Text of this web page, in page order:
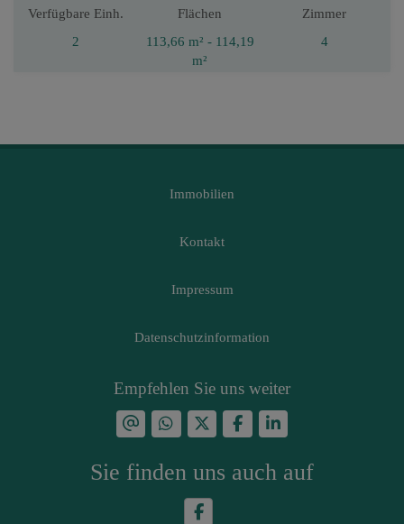
Verfügbare Einh.
2
Flächen
113,66 m² - 114,19
m²
Zimmer
4
Immobilien
Kontakt
Impressum
Datenschutzinformation
Empfehlen Sie uns weiter
Sie finden uns auch auf